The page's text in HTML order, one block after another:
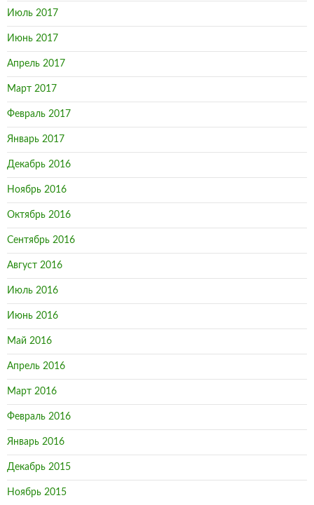
Июль 2017
Июнь 2017
Апрель 2017
Март 2017
Февраль 2017
Январь 2017
Декабрь 2016
Ноябрь 2016
Октябрь 2016
Сентябрь 2016
Август 2016
Июль 2016
Июнь 2016
Май 2016
Апрель 2016
Март 2016
Февраль 2016
Январь 2016
Декабрь 2015
Ноябрь 2015